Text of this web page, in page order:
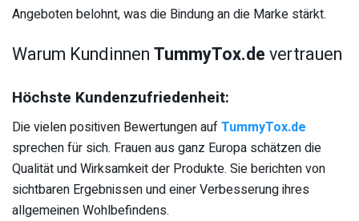
Angeboten belohnt, was die Bindung an die Marke stärkt.
Warum KundinnenTummyTox.devertrauen
Höchste Kundenzufriedenheit:
Die vielen positiven Bewertungen aufTummyTox.de
sprechen für sich. Frauen aus ganz Europa schätzen die
Qualität und Wirksamkeit der Produkte. Sie berichten von
sichtbaren Ergebnissen und einer Verbesserung ihres
allgemeinen Wohlbefindens.